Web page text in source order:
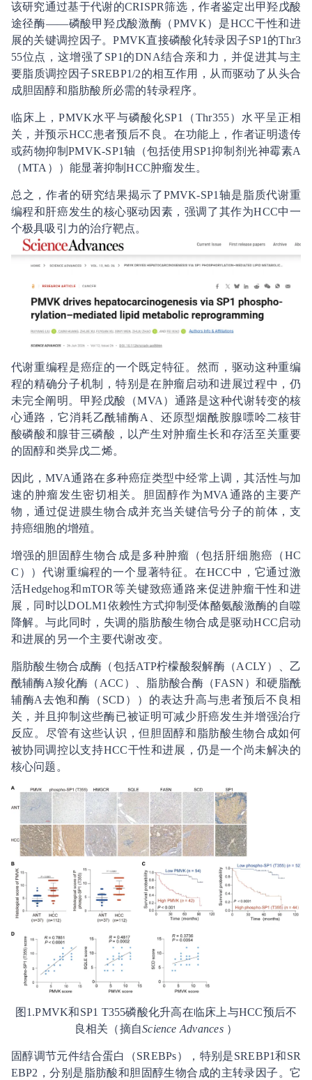
该研究通过基于代谢的CRISPR筛选，作者鉴定出甲羟戊酸
途径酶——磷酸甲羟戊酸激酶（PMVK）是HCC干性和进
展的关键调控因子。PMVK直接磷酸化转录因子SP1的Thr3
55位点，这增强了SP1的DNA结合亲和力，并促进其与主
要脂质调控因子SREBP1/2的相互作用，从而驱动了从头合
成胆固醇和脂肪酸所必需的转录程序。
临床上，PMVK水平与磷酸化SP1（Thr355）水平呈正相
关，并预示HCC患者预后不良。在功能上，作者证明遗传
或药物抑制PMVK-SP1轴（包括使用SP1抑制剂光神霉素A
（MTA））能显著抑制HCC肿瘤发生。
总之，作者的研究结果揭示了PMVK-SP1轴是脂质代谢重
编程和肝癌发生的核心驱动因素，强调了其作为HCC中一
个极具吸引力的治疗靶点。
代谢重编程是癌症的一个既定特征。然而，驱动这种重编
程的精确分子机制，特别是在肿瘤启动和进展过程中，仍
未完全阐明。甲羟戊酸（MVA）通路是这种代谢转变的核
心通路，它消耗乙酰辅酶A、还原型烟酰胺腺嘌呤二核苷
酸磷酸和腺苷三磷酸，以产生对肿瘤生长和存活至关重要
的固醇和类异戊二烯。
因此，MVA通路在多种癌症类型中经常上调，其活性与加
速的肿瘤发生密切相关。胆固醇作为MVA通路的主要产
物，通过促进膜生物合成并充当关键信号分子的前体，支
持癌细胞的增殖。
增强的胆固醇生物合成是多种肿瘤（包括肝细胞癌（HC
C））代谢重编程的一个显著特征。在HCC中，它通过激
活Hedgehog和mTOR等关键致癌通路来促进肿瘤干性和进
展，同时以DOLM1依赖性方式抑制受体酪氨酸激酶的自噬
降解。与此同时，失调的脂肪酸生物合成是驱动HCC启动
和进展的另一个主要代谢改变。
脂肪酸生物合成酶（包括ATP柠檬酸裂解酶（ACLY）、乙
酰辅酶A羧化酶（ACC）、脂肪酸合酶（FASN）和硬脂酰
辅酶A去饱和酶（SCD））的表达升高与患者预后不良相
关，并且抑制这些酶已被证明可减少肝癌发生并增强治疗
反应。尽管有这些认识，但胆固醇和脂肪酸生物合成如何
被协同调控以支持HCC干性和进展，仍是一个尚未解决的
核心问题。
图1.PMVK和SP1 T355磷酸化升高在临床上与HCC预后不
良相关（摘自Science Advances ）
固醇调节元件结合蛋白（SREBPs），特别是SREBP1和SR
EBP2，分别是脂肪酸和胆固醇生物合成的主转录因子。它